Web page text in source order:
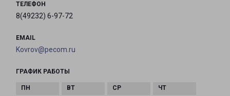
ТЕЛЕФОН
8(49232) 6-97-72
EMAIL
Kovrov@pecom.ru
ГРАФИК РАБОТЫ